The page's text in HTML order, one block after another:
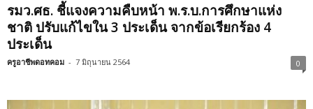
รมว.ศธ. ชี้แจงความคืบหน้า พ.ร.บ.การศึกษาแห่ง
ชาติ ปรับแก้ไขใน 3 ประเด็น จากข้อเรียกร้อง 4
ประเด็น
ครูอาชีพดอทคอม - 7 มิถุนายน 2564 0